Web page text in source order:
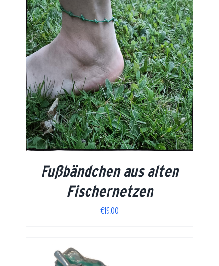
Fußbändchen aus alten
Fischernetzen
€19,00